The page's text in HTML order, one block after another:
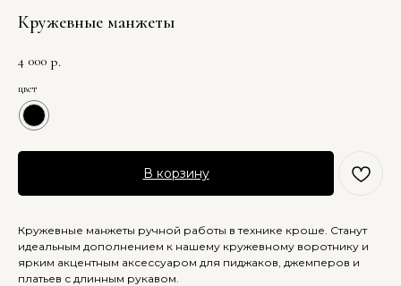
Кружевные манжеты
4 000 р.
цвет
В корзину
Кружевные манжеты ручной работы в технике кроше. Станут
идеальным дополнением к нашему кружевному воротнику и
ярким акцентным аксессуаром для пиджаков, джемперов и
платьев с длинным рукавом.